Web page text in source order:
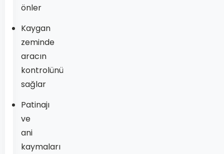
önler
Kaygan
zeminde
aracın
kontrolünü
sağlar
Patinajı
ve
ani
kaymaları